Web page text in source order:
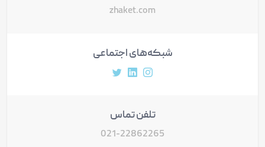
zhaket.com
شبکه‌های اجتماعی
آدرس پروفایل اینستاگرام
آدرس پروفایل لینکداین
آدرس پروفایل توییتر
تلفن تماس
021-22862265